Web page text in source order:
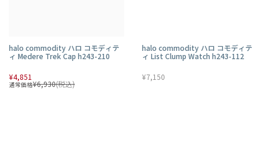
halo commodity ハロ コモディテ
ィ Medere Trek Cap h243-210
¥4,851
通常価格¥6,930(税込)
halo commodity ハロ コモディテ
ィ List Clump Watch h243-112
¥7,150